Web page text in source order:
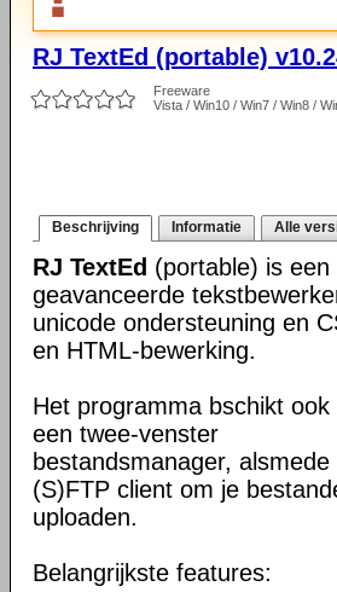
RJ TextEd (portable)
Freeware
Vista / Win10 / Win7 / Win8 /
Beschrijving Informatie Alle
RJ TextEd (portable) is een
geavanceerde
unicode ondersteuning en
en HTML-bewerking.
Het programma bschikt ook
een twee-venster
bestandsmanager, alsmede
(S)FTP client om je
uploaden.
Belangrijkste features: